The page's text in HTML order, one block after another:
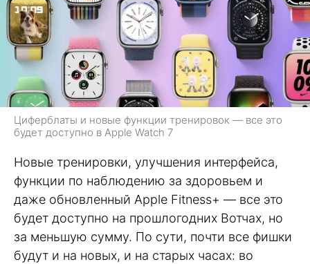
Циферблаты и новые функции тренировок — все это
будет доступно в Apple Watch 7
Новые тренировки, улучшения интерфейса,
функции по наблюдению за здоровьем и
даже обновленный Apple Fitness+ — все это
будет доступно на прошлогодних Вотчах, но
за меньшую сумму. По сути, почти все фишки
будут и на новых, и на старых часах: во